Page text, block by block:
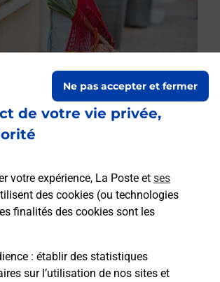
de votre vie privée,
votre expérience, La Poste et ses
des cookies (ou technologies
finalités des cookies sont les
: établir des statistiques
sur l’utilisation de nos sites et
Ne pas accepter et fermer
La Poste
un nouvel onglet
un nouvel onglet